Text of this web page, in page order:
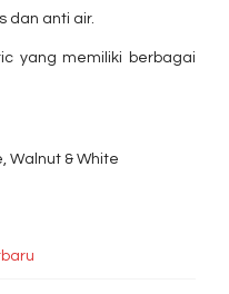
dan anti air.
yang memiliki berbagai
Walnut & White